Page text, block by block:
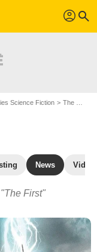
profil search
Science Fiction The First
News
First"